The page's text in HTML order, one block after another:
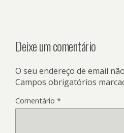
Deixe um comentário
O seu endereço de email
Campos obrigatórios
Comentário *